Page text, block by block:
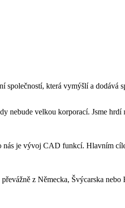
společností, která vymýšlí a dodává
nebude velkou korporací. Jsme hrdí
nás je vývoj CAD funkcí. Hlavním
z Německa, Švýcarska nebo